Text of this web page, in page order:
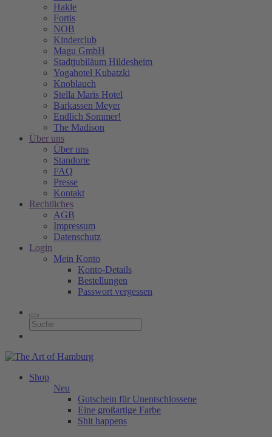
Hakle
Fortis
NOB
Kinderclub
Magu GmbH
Stadtjubiläum Hildesheim
Yogahotel Kubatzki
Knoblauch
Stella Maris Hotel
Barkassen Meyer
Endlich Sommer!
The Madison
Über uns
Über uns
Standorte
FAQ
Presse
Kontakt
Rechtliches
AGB
Impressum
Datenschutz
Login
Mein Konto
Konto-Details
Bestellungen
Passwort vergessen
Shop
Neu
Gutschein für Unentschlossene
Eine großartige Farbe
Shit happens